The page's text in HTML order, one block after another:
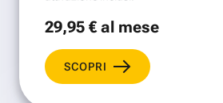
29,95 €al mese
SCOPRI